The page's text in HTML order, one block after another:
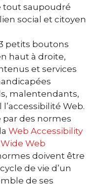
tout saupoudré
social et citoyen
petits boutons
haut à droite,
et services
malentendants,
l’accessibilité Web.
par des normes
Web Accessibility
Web
doivent être
de vie d’un
de ses